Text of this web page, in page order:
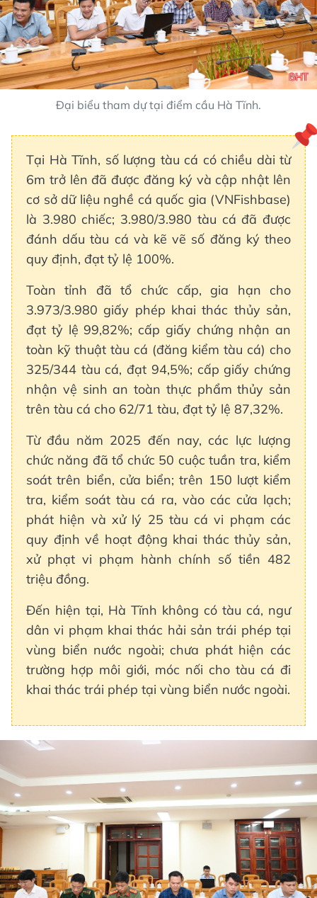
Đại biểu tham dự tại điểm cầu Hà Tĩnh.
Tại Hà Tĩnh, số lượng tàu cá có chiều dài từ
6m trở lên đã được đăng ký và cập nhật lên
cơ sở dữ liệu nghề cá quốc gia (VNFishbase)
là 3.980 chiếc; 3.980/3.980 tàu cá đã được
đánh dấu tàu cá và kẽ vẽ số đăng ký theo
quy định, đạt tỷ lệ 100%.
Toàn tỉnh đã tổ chức cấp, gia hạn cho
3.973/3.980 giấy phép khai thác thủy sản,
đạt tỷ lệ 99,82%; cấp giấy chứng nhận an
toàn kỹ thuật tàu cá (đăng kiểm tàu cá) cho
325/344 tàu cá, đạt 94,5%; cấp giấy chứng
nhận vệ sinh an toàn thực phẩm thủy sản
trên tàu cá cho 62/71 tàu, đạt tỷ lệ 87,32%.
Từ đầu năm 2025 đến nay, các lực lượng
chức năng đã tổ chức 50 cuộc tuần tra, kiểm
soát trên biển, cửa biển; trên 150 lượt kiểm
tra, kiểm soát tàu cá ra, vào các cửa lạch;
phát hiện và xử lý 25 tàu cá vi phạm các
quy định về hoạt động khai thác thủy sản,
xử phạt vi phạm hành chính số tiền 482
triệu đồng.
Đến hiện tại, Hà Tĩnh không có tàu cá, ngư
dân vi phạm khai thác hải sản trái phép tại
vùng biển nước ngoài; chưa phát hiện các
trường hợp môi giới, móc nối cho tàu cá đi
khai thác trái phép tại vùng biển nước ngoài.